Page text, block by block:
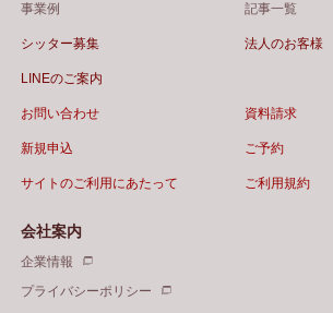
事業例 記事一覧
シッター募集 法人のお客様
LINEのご案内
お問い合わせ 資料請求
新規申込 ご予約
サイトのご利用にあたって ご利用規約
会社案内
企業情報
プライバシーポリシー